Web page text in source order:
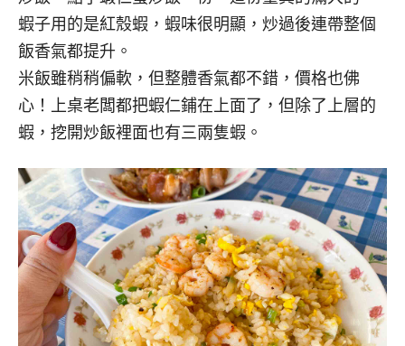
蝦子用的是紅殼蝦，蝦味很明顯，炒過後連帶整個
飯香氣都提升。
米飯雖稍稍偏軟，但整體香氣都不錯，價格也佛
心！上桌老闆都把蝦仁鋪在上面了，但除了上層的
蝦，挖開炒飯裡面也有三兩隻蝦。